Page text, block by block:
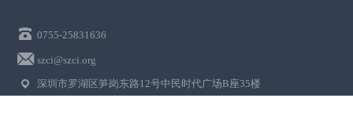
 0755-25831636
 szci@szci.org
 深圳市罗湖区笋岗东路12号中民时代广场B座35楼